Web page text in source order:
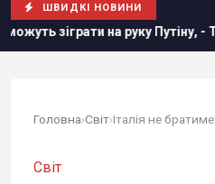
ШВИДКІ НОВИНИ
на руку Путіну, - The Times
Головна›Світ›
Світ